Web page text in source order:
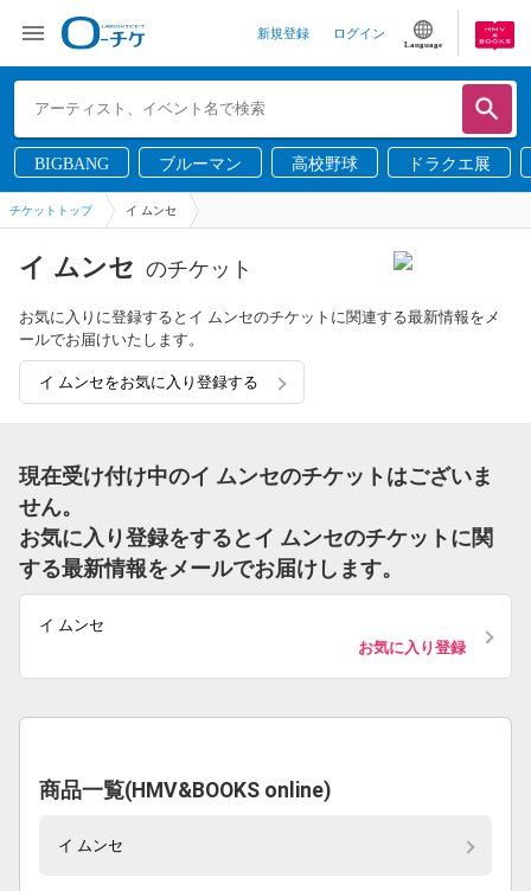
新規登録 ログイン
Language
BIGBANG ブルーマン 高校野球 ドラクエ展
チケットトップ イ ムンセ
イ ムンセ のチケット
お気に入りに登録するとイ ムンセのチケットに関連する最新情報をメ
ールでお届けいたします。
イ ムンセをお気に入り登録する
現在受け付け中のイ ムンセのチケットはございま
せん。
お気に入り登録をするとイ ムンセのチケットに関
する最新情報をメールでお届けします。
イ ムンセ
お気に入り登録
商品一覧(HMV&BOOKS online)
イ ムンセ